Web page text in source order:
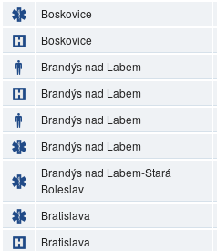
Boskovice
Boskovice
Brandýs nad Labem
Brandýs nad Labem
Brandýs nad Labem
Brandýs nad Labem
Brandýs nad Labem-Stará
Boleslav
Bratislava
Bratislava